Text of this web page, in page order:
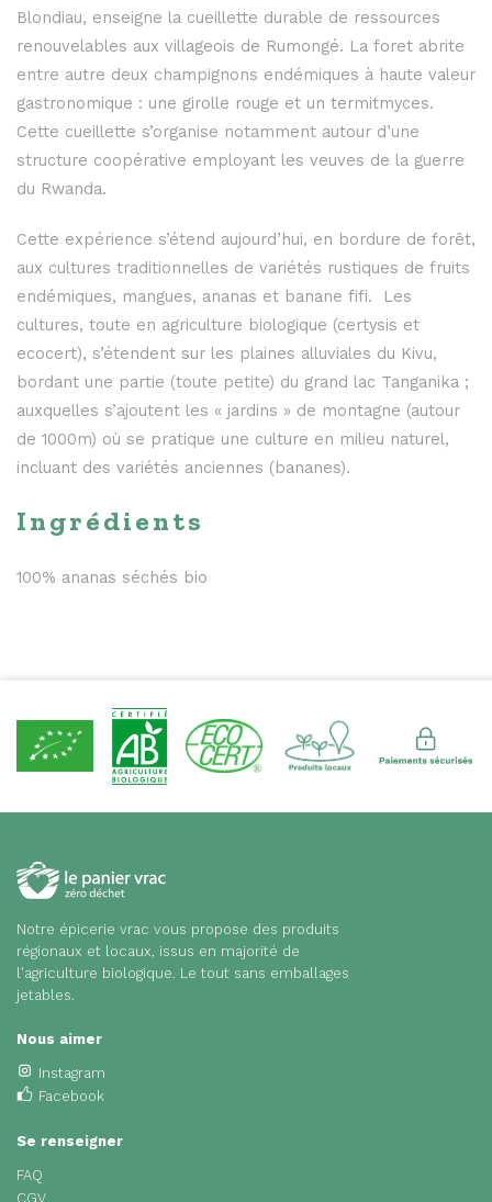
Blondiau, enseigne la cueillette durable de ressources
renouvelables aux villageois de Rumongé. La foret abrite
entre autre deux champignons endémiques à haute valeur
gastronomique : une girolle rouge et un termitmyces.
Cette cueillette s’organise notamment autour d’une
structure coopérative employant les veuves de la guerre
du Rwanda.
Cette expérience s’étend aujourd’hui, en bordure de forêt,
aux cultures traditionnelles de variétés rustiques de fruits
endémiques, mangues, ananas et banane fifi. Les
cultures, toute en agriculture biologique (certysis et
ecocert), s’étendent sur les plaines alluviales du Kivu,
bordant une partie (toute petite) du grand lac Tanganika ;
auxquelles s’ajoutent les « jardins » de montagne (autour
de 1000m) où se pratique une culture en milieu naturel,
incluant des variétés anciennes (bananes).
Ingrédients
100% ananas séchés bio
Notre épicerie vrac vous propose des produits
régionaux et locaux, issus en majorité de
l'agriculture biologique. Le tout sans emballages
jetables.
Nous aimer
Instagram
Facebook
Se renseigner
FAQ
CGV